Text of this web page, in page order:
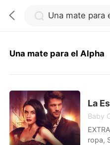
Recargar
Historia
Una mate para el Alpha
La
Baby
ropa,